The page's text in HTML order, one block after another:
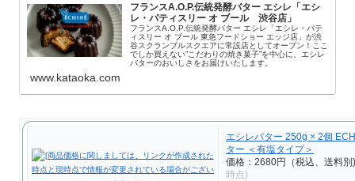
フランスA.O.P.伝統発酵バター エシレ「エシ
レ・パティスリー オ ブール 渋谷店」
フランスA.O.P.伝統発酵バター エシレ「エシレ・パテ
ィスリー オ ブール 東急フードショー エッジ店」が渋
谷スクランブルスクエアに常設店としてオープン！ここ
でしか買えない”こだわりの焼き菓子”を中心に、エシレ
バターのおいしさをお届けいたします。
www.kataoka.com
エシレバター 250g × 2個
ター ＜有塩タイプ＞
価格：2680円（税込、送料別)
時点)